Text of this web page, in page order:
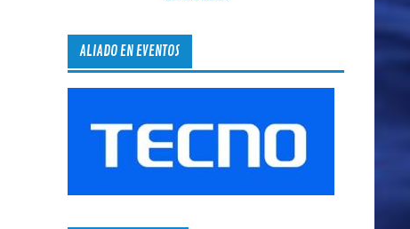
ALIADO EN EVENTOS